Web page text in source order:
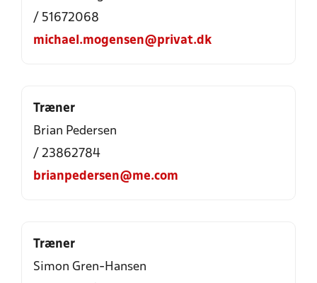
/ 51672068
michael.mogensen@privat.dk
Træner
Brian Pedersen
/ 23862784
brianpedersen@me.com
Træner
Simon Gren-Hansen